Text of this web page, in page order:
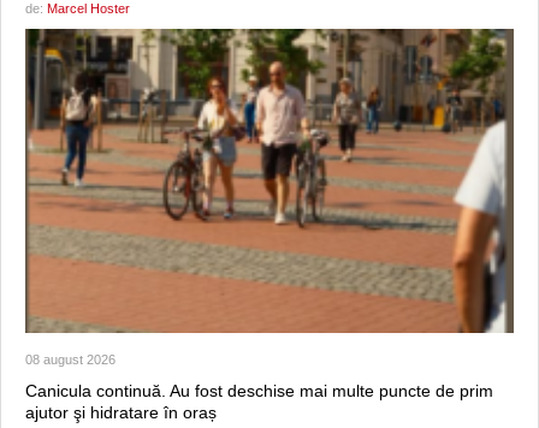
de: Marcel Hoster
08 august 2026
Canicula continuă. Au fost deschise mai multe puncte de prim
ajutor şi hidratare în oraș